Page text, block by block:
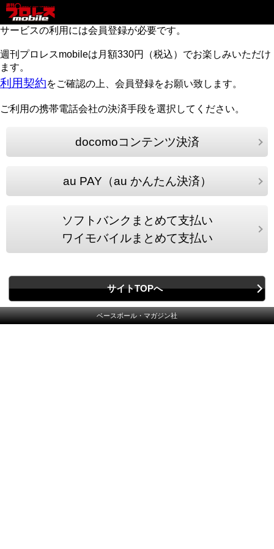
サービスの利用には会員登録が必要です。
週刊プロレスmobileは月額330円（税込）でお楽しみいただけ
ます。
利用契約をご確認の上、会員登録をお願い致します。
ご利用の携帯電話会社の決済手段を選択してください。
docomoコンテンツ決済
au PAY（au かんたん決済）
ソフトバンクまとめて支払い
ワイモバイルまとめて支払い
サイトTOPへ
ベースボール・マガジン社